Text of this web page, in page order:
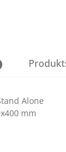
Alone
mm